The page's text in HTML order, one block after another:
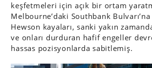
keşfetmeleri için açık bir ortam
Melbourne’daki Southbank
Hewson kayaları, sanki yakın
ve onları durduran hafif engeller
hassas pozisyonlarda sabitlemiş.